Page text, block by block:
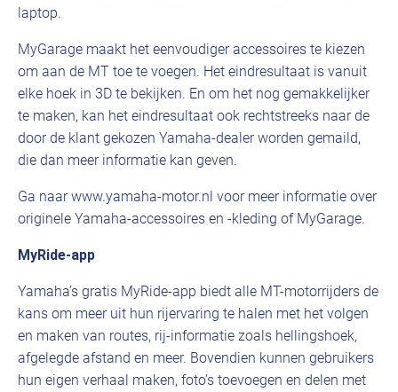
laptop.
MyGarage maakt het eenvoudiger accessoires te kiezen
om aan de MT toe te voegen. Het eindresultaat is vanuit
elke hoek in 3D te bekijken. En om het nog gemakkelijker
te maken, kan het eindresultaat ook rechtstreeks naar de
door de klant gekozen Yamaha-dealer worden gemaild,
die dan meer informatie kan geven.
Ga naar www.yamaha-motor.nl voor meer informatie over
originele Yamaha-accessoires en -kleding of MyGarage.
MyRide-app
Yamaha’s gratis MyRide-app biedt alle MT-motorrijders de
kans om meer uit hun rijervaring te halen met het volgen
en maken van routes, rij-informatie zoals hellingshoek,
afgelegde afstand en meer. Bovendien kunnen gebruikers
hun eigen verhaal maken, foto’s toevoegen en delen met